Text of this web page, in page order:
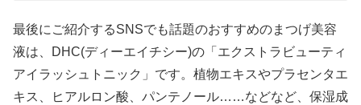
最後にご紹介するSNSでも話題のおすすめのまつげ美容
液は、DHC(ディーエイチシー)の「エクストラビューティ
アイラッシュトニック」です。植物エキスやプラセンタエ
キス、ヒアルロン酸、パンテノール……などなど、保湿成